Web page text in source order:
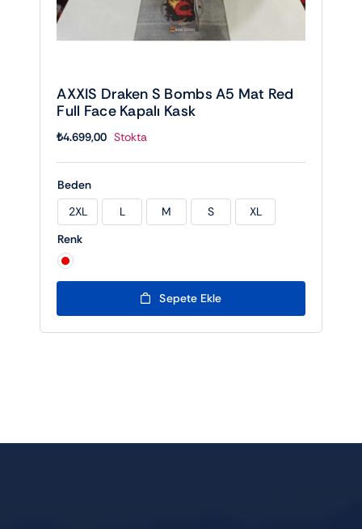
AXXIS Draken S Bombs A5 Mat Red
Full Face Kapalı Kask
₺4.699,00 Stokta
Beden
2XL L M S
XL
Renk
Sepete Ekle